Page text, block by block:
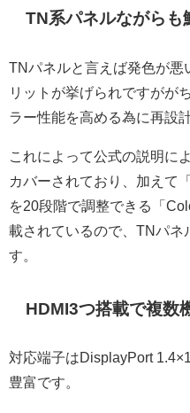
TN系パネルながらも
TNパネルと言えば発色が悪
リットが挙げられですがが
ラー性能を高める為に再設
これによって公式の説明に
カバーされており、加えて
を20段階で調整できる「
載されているので、TNパネ
す。
HDMI3つ搭載で複数
対応端子はDisplayPort
豊富です。